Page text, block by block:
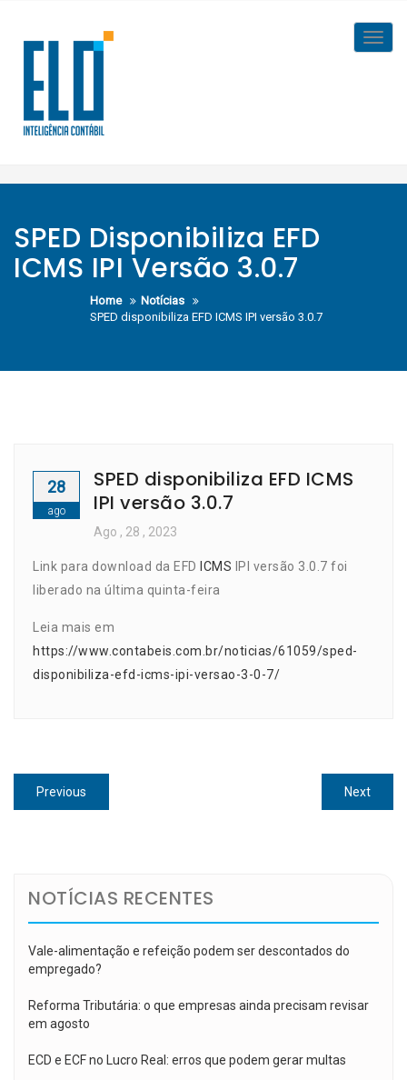
content
SPED Disponibiliza EFD
ICMS IPI Versão 3.0.7
Home
Notícias
SPED disponibiliza EFD ICMS IPI versão 3.0.7
28
ago
SPED disponibiliza EFD ICMS
IPI versão 3.0.7
Ago , 28 , 2023
Link para download da EFD ICMS IPI versão 3.0.7 foi
liberado na última quinta-feira
Leia mais em
https://www.contabeis.com.br/noticias/61059/sped-
disponibiliza-efd-icms-ipi-versao-3-0-7/
Navegação
de
Previous
post:
NextNext
post:
NOTÍCIAS RECENTES
Vale-alimentação e refeição podem ser descontados do
empregado?
Reforma Tributária: o que empresas ainda precisam revisar
em agosto
ECD e ECF no Lucro Real: erros que podem gerar multas